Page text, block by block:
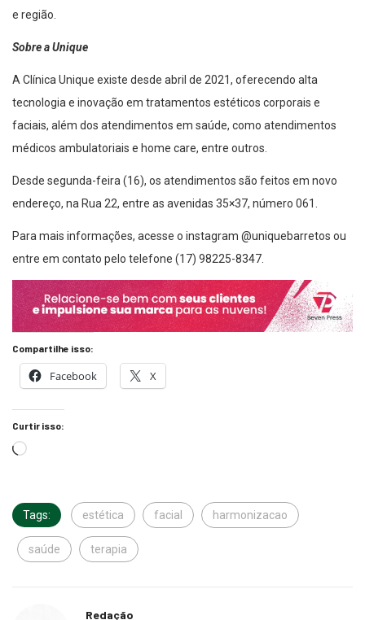
e região.
Sobre a Unique
A Clínica Unique existe desde abril de 2021, oferecendo alta
tecnologia e inovação em tratamentos estéticos corporais e
faciais, além dos atendimentos em saúde, como atendimentos
médicos ambulatoriais e home care, entre outros.
Desde segunda-feira (16), os atendimentos são feitos em novo
endereço, na Rua 22, entre as avenidas 35×37, número 061.
Para mais informações, acesse o instagram @uniquebarretos ou
entre em contato pelo telefone (17) 98225-8347.
Compartilhe isso:
Facebook X
Curtir isso:
Tags: estética facial harmonizacao
saúde terapia
Redação